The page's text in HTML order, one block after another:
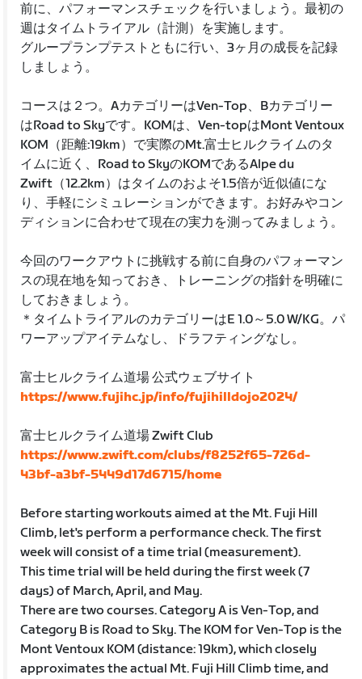
前に、パフォーマンスチェックを行いましょう。最初の
週はタイムトライアル（計測）を実施します。
グループランプテストともに行い、3ヶ月の成長を記録
しましょう。
コースは２つ。AカテゴリーはVen-Top、Bカテゴリー
はRoad to Skyです。KOMは、Ven-topはMont Ventoux
KOM（距離:19km）で実際のMt.富士ヒルクライムのタ
イムに近く、Road to SkyのKOMであるAlpe du
Zwift（12.2km）はタイムのおよそ1.5倍が近似値にな
り、手軽にシミュレーションができます。お好みやコン
ディションに合わせて現在の実力を測ってみましょう。
今回のワークアウトに挑戦する前に自身のパフォーマン
スの現在地を知っておき、トレーニングの指針を明確に
しておきましょう。
＊タイムトライアルのカテゴリーはE 1.0～5.0 W/KG。パ
ワーアップアイテムなし、ドラフティングなし。
富士ヒルクライム道場 公式ウェブサイト
https://www.fujihc.jp/info/fujihilldojo2024/
富士ヒルクライム道場 Zwift Club
https://www.zwift.com/clubs/f8252f65-726d-
43bf-a3bf-5449d17d6715/home
Before starting workouts aimed at the Mt. Fuji Hill
Climb, let's perform a performance check. The first
week will consist of a time trial (measurement).
This time trial will be held during the first week (7
days) of March, April, and May.
There are two courses. Category A is Ven-Top, and
Category B is Road to Sky. The KOM for Ven-Top is the
Mont Ventoux KOM (distance: 19km), which closely
approximates the actual Mt. Fuji Hill Climb time, and